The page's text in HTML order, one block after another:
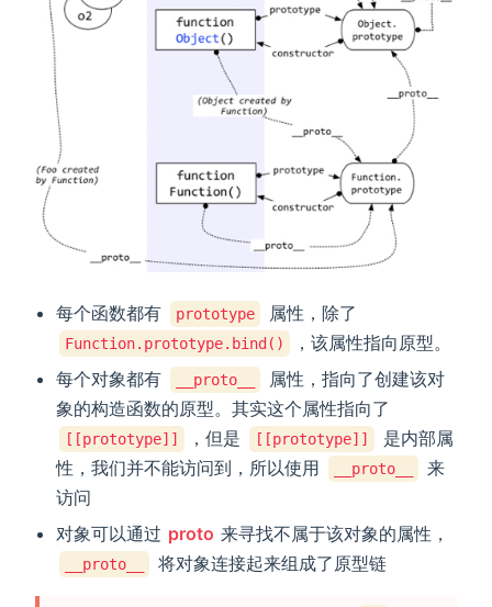
每个函数都有 prototype 属性，除了
Function.prototype.bind()
，该属性指向原型。
每个对象都有
__proto__
属性，指向了创建该对
象的构造函数的原型。其实这个属性指向了
[[prototype]] ，但是 [[prototype]]
是内部属
性，我们并不能访问到，所以使用
__proto__
来
访问
对象可以通过 proto 来寻找不属于该对象的属性，
__proto__ 将对象连接起来组成了原型链